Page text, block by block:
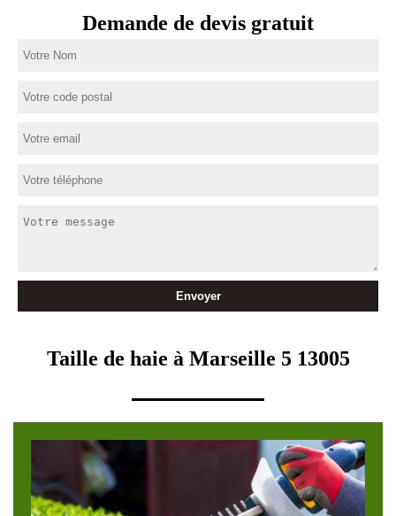
Demande de devis gratuit
Taille de haie à Marseille 5 13005